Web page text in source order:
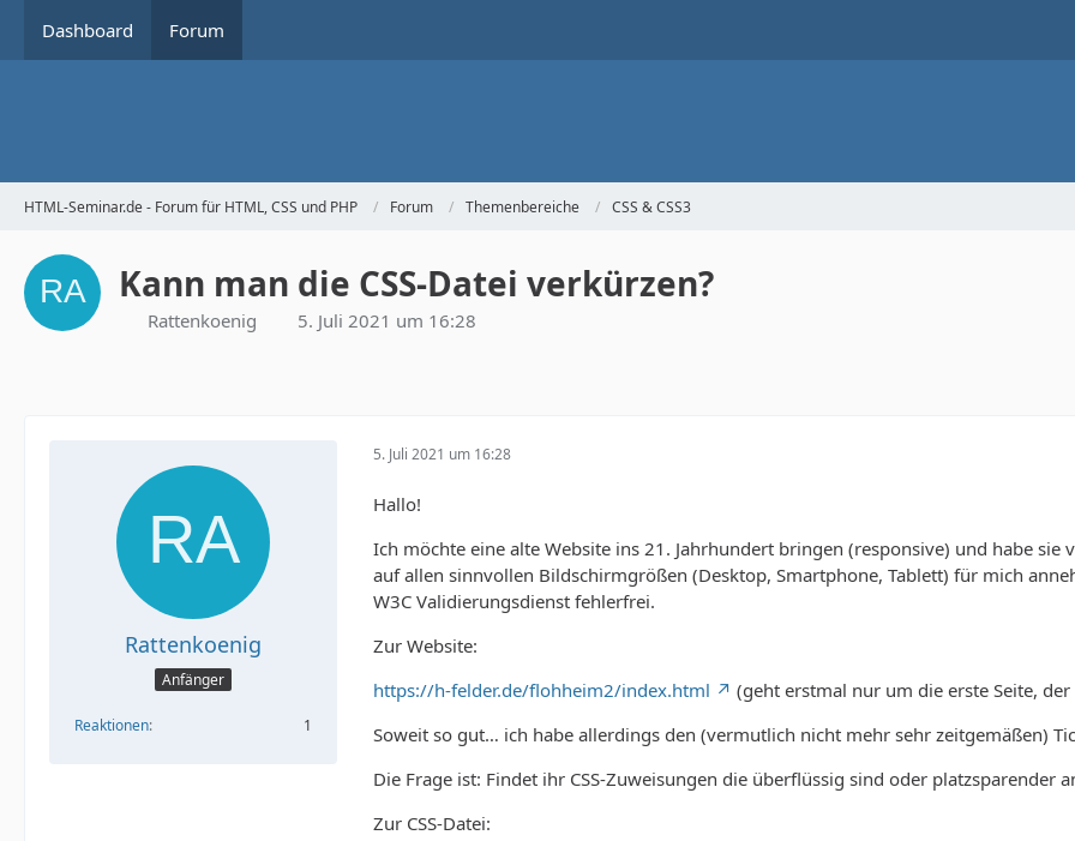
Dashboard Forum
HTML-Seminar.de - Forum für HTML, CSS und PHP Forum Themenbereiche CSS & CSS3
Kann man die CSS-Datei verkürzen?
Rattenkoenig 5. Juli 2021 um 16:28
Rattenkoenig
Anfänger
Reaktionen 1
5. Juli 2021 um 16:28
Hallo!
Ich möchte eine alte Website ins 21. Jahrhundert bringen (responsive) und habe sie
auf allen sinnvollen Bildschirmgrößen (Desktop, Smartphone, Tablett) für mich
W3C Validierungsdienst fehlerfrei.
Zur Website:
https://h-felder.de/flohheim2/index.html
(geht erstmal nur um die erste Seite,
Soweit so gut… ich habe allerdings den (vermutlich nicht mehr sehr zeitgemäßen)
Die Frage ist: Findet ihr CSS-Zuweisungen die überflüssig sind oder platzsparender
Zur CSS-Datei: